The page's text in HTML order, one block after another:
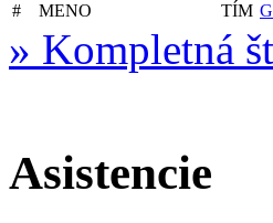
# MENO TÍM
» Kompletná
Asistencie